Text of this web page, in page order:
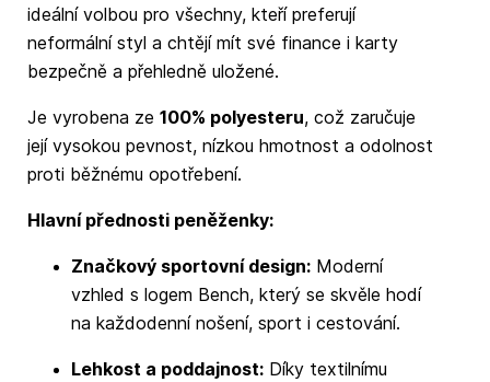
ideální volbou pro všechny, kteří preferují
neformální styl a chtějí mít své finance i karty
bezpečně a přehledně uložené.
Je vyrobena ze 100% polyesteru, což zaručuje
její vysokou pevnost, nízkou hmotnost a odolnost
proti běžnému opotřebení.
Hlavní přednosti peněženky:
Značkový sportovní design:Moderní
vzhled s logem Bench, který se skvěle hodí
na každodenní nošení, sport i cestování.
Lehkost a poddajnost:Díky textilnímu